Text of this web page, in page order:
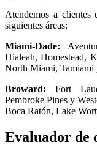
Atendemos a
siguientes áreas:
Miami-Dade:
Hialeah, Homestead,
North Miami, Tamiami
Broward:
Fort
Pembroke Pines y
Boca Ratón, Lake
Evaluador de